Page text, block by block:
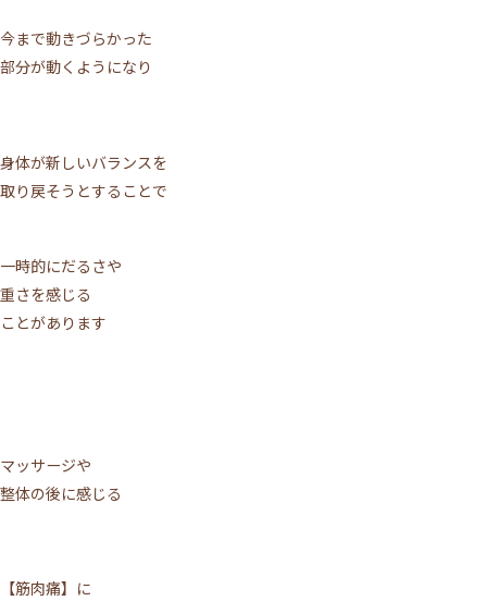
今まで動きづらかった
部分が動くようになり
身体が新しいバランスを
取り戻そうとすることで
一時的にだるさや
重さを感じる
ことがあります
マッサージや
整体の後に感じる
【筋肉痛】に